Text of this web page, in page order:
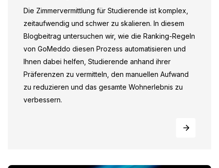
Die Zimmervermittlung für Studierende ist komplex,
zeitaufwendig und schwer zu skalieren. In diesem
Blogbeitrag untersuchen wir, wie die Ranking-Regeln
von GoMeddo diesen Prozess automatisieren und
Ihnen dabei helfen, Studierende anhand ihrer
Präferenzen zu vermitteln, den manuellen Aufwand
zu reduzieren und das gesamte Wohnerlebnis zu
verbessern.